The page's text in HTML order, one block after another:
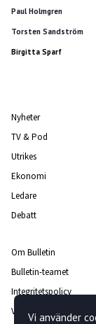
Paul Holmgren
Torsten Sandström
Birgitta Sparf
Nyheter
TV & Pod
Utrikes
Ekonomi
Ledare
Debatt
Om Bulletin
Bulletin-teamet
Integritetspolicy
Vanliga frågor och svar
Vi använder